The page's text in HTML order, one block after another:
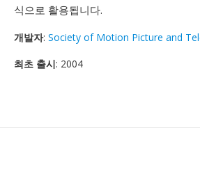
식으로 활용됩니다.
개발자: Society of Motion Picture and
최초 출시: 2004